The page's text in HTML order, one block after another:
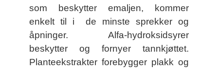
som beskytter emaljen, kommer
enkelt til i de minste sprekker og
åpninger. Alfa-hydroksidsyrer
beskytter og fornyer tannkjøttet.
Planteekstrakter forebygger plakk og